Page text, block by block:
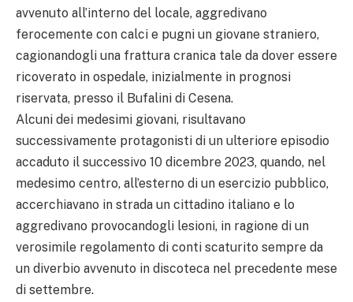
avvenuto all’interno del locale, aggredivano
ferocemente con calci e pugni un giovane straniero,
cagionandogli una frattura cranica tale da dover essere
ricoverato in ospedale, inizialmente in prognosi
riservata, presso il Bufalini di Cesena.
Alcuni dei medesimi giovani, risultavano
successivamente protagonisti di un ulteriore episodio
accaduto il successivo 10 dicembre 2023, quando, nel
medesimo centro, all’esterno di un esercizio pubblico,
accerchiavano in strada un cittadino italiano e lo
aggredivano provocandogli lesioni, in ragione di un
verosimile regolamento di conti scaturito sempre da
un diverbio avvenuto in discoteca nel precedente mese
di settembre.